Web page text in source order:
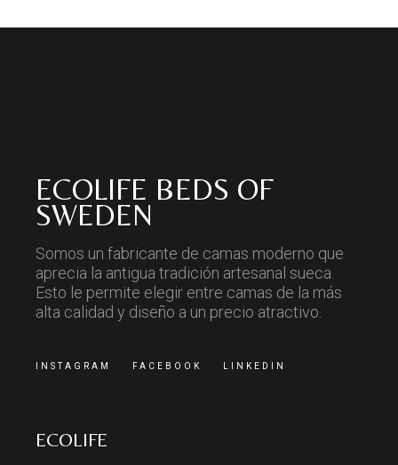
ECOLIFE BEDS OF
SWEDEN
Somos un fabricante de camas moderno que
aprecia la antigua tradición artesanal sueca.
Esto le permite elegir entre camas de la más
alta calidad y diseño a un precio atractivo.
INSTAGRAM FACEBOOK LINKEDIN
ECOLIFE